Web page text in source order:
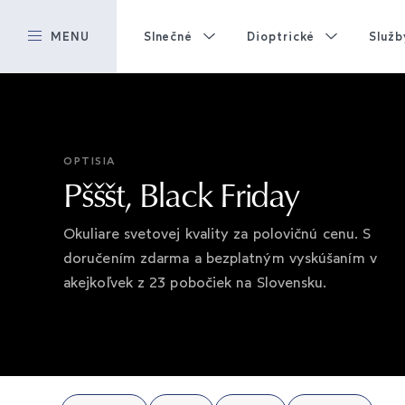
MENU Slnečné Dioptrické
OPTISIA
Pšššt, Black Friday
Okuliare svetovej kvality za polovičnú cenu. S
doručením zdarma a bezplatným vyskúšaním v
akejkoľvek z 23 pobočiek na Slovensku.